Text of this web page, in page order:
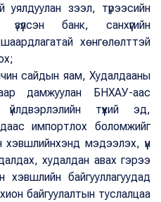
уялдуулан зээл, түрээсийн
банк, санхүүгийн
хөнгөлөлттэй
сайдын яам, Худалдааны
дамжуулан БНХАУ-аас
түүхий эд,
импортлох боломжийг
хэвшлийнхэнд мэдээлэх, үүн
худалдан авах гэрээ
хэвшлийн байгууллагуудад
байгуулалтын туслалцаа